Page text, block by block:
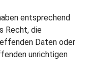
entsprechend
Recht, die
Daten oder
unrichtigen